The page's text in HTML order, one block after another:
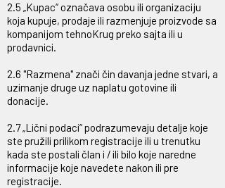
2.5 „Kupac“ označava osobu ili organizaciju
koja kupuje, prodaje ili razmenjuje proizvode sa
kompanijom tehnoKrug preko sajta ili u
prodavnici.
2.6 "Razmena" znači čin davanja jedne stvari, a
uzimanje druge uz naplatu gotovine ili
donacije.
2.7 „Lični podaci“ podrazumevaju detalje koje
ste pružili prilikom registracije ili u trenutku
kada ste postali član i / ili bilo koje naredne
informacije koje navedete nakon ili pre
registracije.